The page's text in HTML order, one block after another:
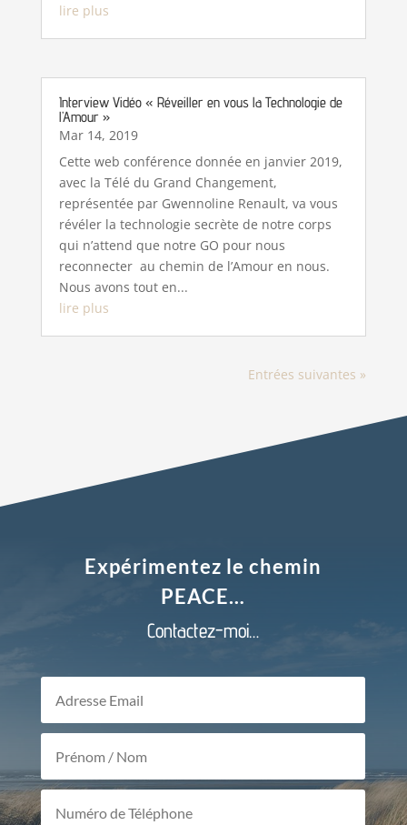
lire plus
Interview Vidéo « Réveiller en vous la Technologie de
l’Amour »
Mar 14, 2019
Cette web conférence donnée en janvier 2019,
avec la Télé du Grand Changement,
représentée par Gwennoline Renault, va vous
révéler la technologie secrète de notre corps
qui n’attend que notre GO pour nous
reconnecter au chemin de l’Amour en nous.
Nous avons tout en...
lire plus
Entrées suivantes »
Expérimentez le chemin
PEACE…
Contactez-moi…